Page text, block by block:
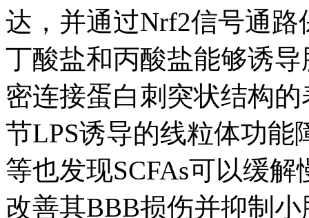
达，并通过Nrf2信号通
丁酸盐和丙酸盐能够诱
密连接蛋白刺突状结构
节LPS诱导的线粒体功能
等也发现SCFAs可以缓
改善其BBB损伤并抑制